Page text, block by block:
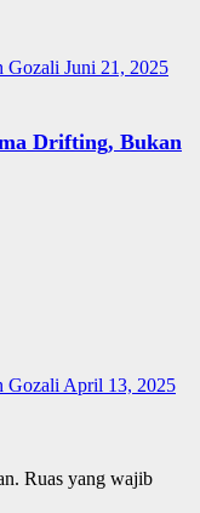
Gozali Juni 21, 2025
Drifting, Bukan
Gozali April 13, 2025
Ruas yang wajib